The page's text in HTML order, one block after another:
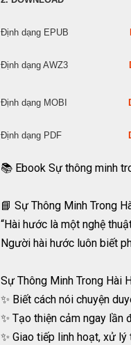
Định dạng EPUB
Định dạng AWZ3
Định dạng MOBI
Định dạng PDF
📚 Ebook Sự thông minh
📘 Sự Thông Minh Trong
“Hài hước là một nghệ
Người hài hước luôn biết
Sự Thông Minh Trong Hài
✨ Biết cách nói chuyện
✨ Tạo thiện cảm ngay lần
✨ Giao tiếp linh hoạt, xử